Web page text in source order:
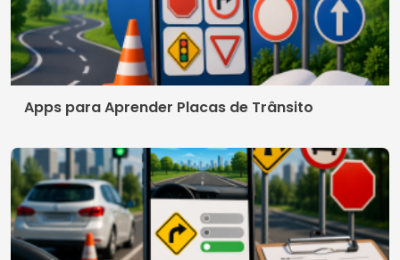
Apps para Aprender Placas de Trânsito